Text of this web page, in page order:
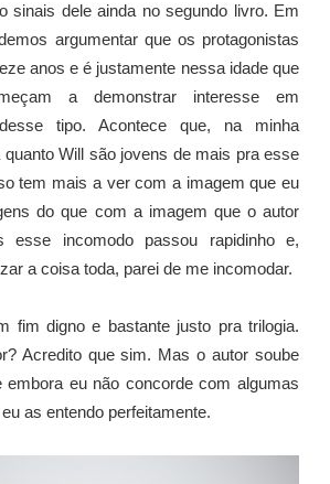
sinais dele ainda no segundo livro. Em
argumentar que os protagonistas
anos e é justamente nessa idade que
a demonstrar interesse em
desse tipo. Acontece que, na minha
Will são jovens de mais pra esse
tem mais a ver com a imagem que eu
do que com a imagem que o autor
esse incomodo passou rapidinho e,
a coisa toda, parei de me incomodar.
fim digno e bastante justo pra trilogia.
Acredito que sim. Mas o autor soube
embora eu não concorde com algumas
as entendo perfeitamente.